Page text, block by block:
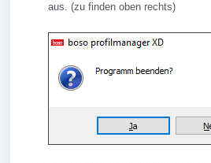
aus. (zu finden oben rechts)